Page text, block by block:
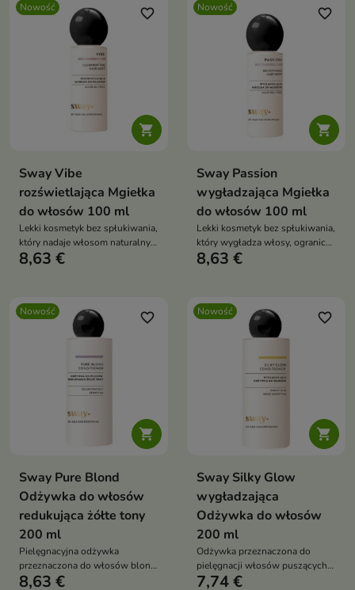
Nowość

favorite_border
Sway Vibe
rozświetlająca Mgiełka
do włosów 100 ml
Lekki kosmetyk bez spłukiwania,
który nadaje włosom naturalny
blask i zdrowy wygląd.
8,63 €
Nowość

favorite_border
Sway Passion
wygładzająca Mgiełka
do włosów 100 ml
Lekki kosmetyk bez spłukiwania,
który wygładza włosy, ogranicza
ich puszenie i nadaje im
8,63 €
Nowość

favorite_border
Sway Pure Blond
Odżywka do włosów
redukująca żółte tony
200 ml
Pielęgnacyjna odżywka
przeznaczona do włosów blond,
rozjaśnianych, siwych oraz z
8,63 €
Nowość

favorite_border
Sway Silky Glow
wygładzająca
Odżywka do włosów
200 ml
Odżywka przeznaczona do
pielęgnacji włosów puszących
się, szorstkich i trudnych do
7,74 €